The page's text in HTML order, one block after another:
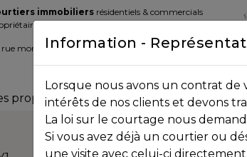
immobiliers résidentiels & commercials
de la place d’affaire
rue morin,Sainte-Adèle, Québec J8B 2P7
propriétés
Information -
Lorsque nous avons un contrat
intérêts de nos clients et devons
La loi sur le courtage nous
Si vous avez déjà un courtier ou
une visite avec celui-ci directement.